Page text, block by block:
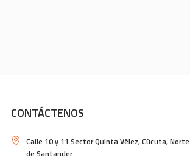
CONTÁCTENOS
Calle 10 y 11 Sector Quinta Vélez, Cúcuta, Norte
de Santander